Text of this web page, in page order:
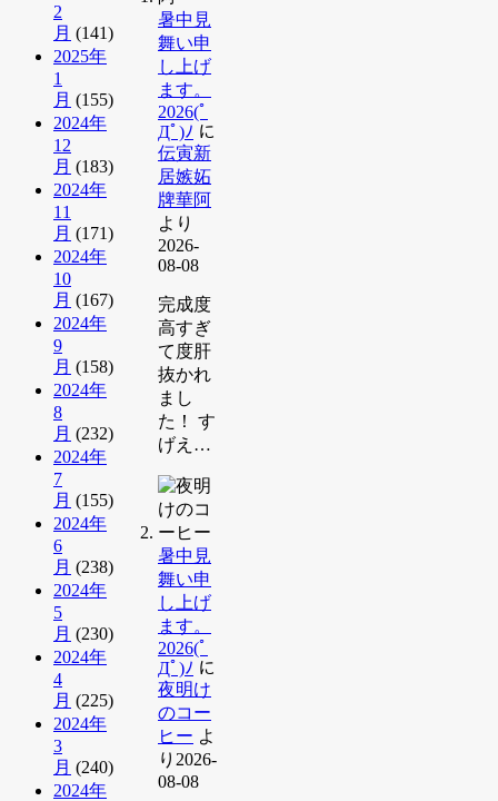
2
月 (141)
2025年
1
月 (155)
2024年
12
月 (183)
2024年
11
月 (171)
2024年
10
月 (167)
2024年
9
月 (158)
2024年
8
月 (232)
2024年
7
月 (155)
2024年
6
月 (238)
2024年
5
月 (230)
2024年
4
月 (225)
2024年
3
月 (240)
2024年
暑中見
舞い申
し上げ
ます。
2026(ﾟ
Дﾟ)ﾉ に
伝寅新
居嫉妬
牌華阿
より
2026-
08-08
完成度
高すぎ
て度肝
抜かれ
まし
た！ す
げえ…
暑中見
舞い申
し上げ
ます。
2026(ﾟ
Дﾟ)ﾉ に
夜明け
のコー
ヒー よ
り 2026-
08-08